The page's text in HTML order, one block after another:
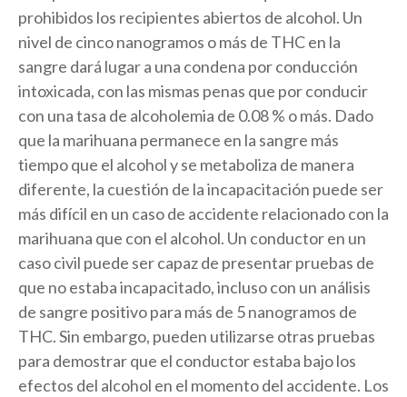
prohibidos los recipientes abiertos de alcohol. Un
nivel de cinco nanogramos o más de THC en la
sangre dará lugar a una condena por conducción
intoxicada, con las mismas penas que por conducir
con una tasa de alcoholemia de 0.08 % o más. Dado
que la marihuana permanece en la sangre más
tiempo que el alcohol y se metaboliza de manera
diferente, la cuestión de la incapacitación puede ser
más difícil en un caso de accidente relacionado con la
marihuana que con el alcohol. Un conductor en un
caso civil puede ser capaz de presentar pruebas de
que no estaba incapacitado, incluso con un análisis
de sangre positivo para más de 5 nanogramos de
THC. Sin embargo, pueden utilizarse otras pruebas
para demostrar que el conductor estaba bajo los
efectos del alcohol en el momento del accidente. Los